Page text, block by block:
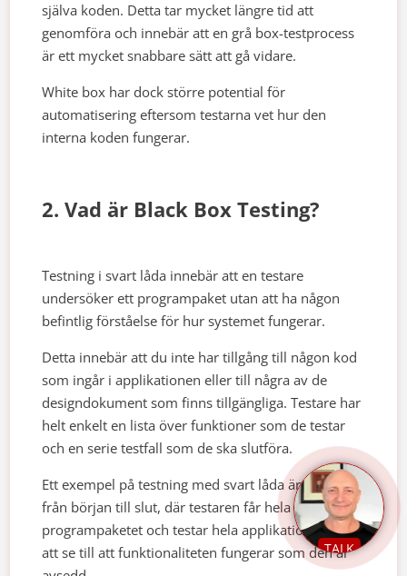
själva koden. Detta tar mycket längre tid att
genomföra och innebär att en grå box-testprocess
är ett mycket snabbare sätt att gå vidare.
White box har dock större potential för
automatisering eftersom testarna vet hur den
interna koden fungerar.
2. Vad är Black Box Testing?
Testning i svart låda innebär att en testare
undersöker ett programpaket utan att ha någon
befintlig förståelse för hur systemet fungerar.
Detta innebär att du inte har tillgång till någon kod
som ingår i applikationen eller till några av de
designdokument som finns tillgängliga. Testare har
helt enkelt en lista över funktioner som de testar
och en serie testfall som de ska slutföra.
Ett exempel på testning med svart låda är testning
från början till slut, där testaren får hela
programpaketet och testar hela applikationen för
att se till att funktionaliteten fungerar som den är
TALK